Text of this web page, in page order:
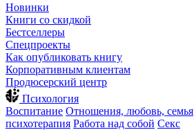
Новинки
Книги со скидкой
Бестселлеры
Спецпроекты
Как опубликовать книгу
Корпоративным клиентам
Продюсерский центр
Психология
Воспитание Отношения, любовь, семья
психотерапия Работа над собой Секс